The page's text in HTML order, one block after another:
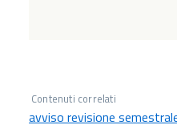
Contenuti correlati
avviso revisione